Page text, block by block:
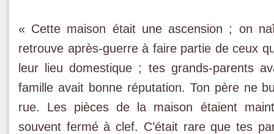
« Cette maison était une ascension ; on
retrouve après-guerre à faire partie de ceux
leur lieu domestique ; tes grands-parents
famille avait bonne réputation. Ton père ne
rue. Les pièces de la maison étaient
souvent fermé à clef. C’était rare que tes